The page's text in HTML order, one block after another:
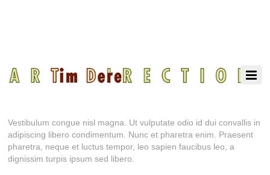
Vestibulum congue nisl magna. Ut vulputate odio id dui convallis in
adipiscing libero condimentum. Nunc et pharetra enim. Praesent
pharetra, neque et luctus tempor, leo sapien faucibus leo, a
dignissim turpis ipsum sed libero.